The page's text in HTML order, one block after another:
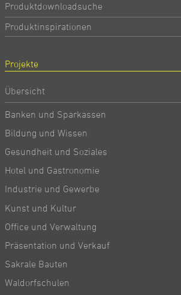
Produktdownloadsuche
Produktinspirationen
Projekte
Übersicht
Banken und Sparkassen
Bildung und Wissen
Gesundheit und Soziales
Hotel und Gastronomie
Industrie und Gewerbe
Kunst und Kultur
Office und Verwaltung
Präsentation und Verkauf
Sakrale Bauten
Waldorfschulen